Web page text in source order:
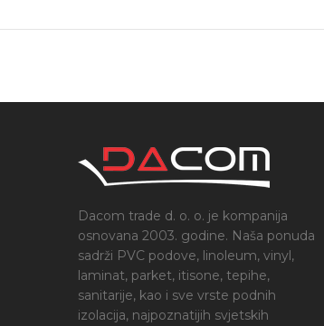
Dacom trade d. o. o. je kompanija
osnovana 2003. godine. Naša ponuda
sadrži PVC podove, linoleum, vinyl,
laminat, parket, itisone, tepihe,
sanitarije, kao i sve vrste podnih
izolacija, najpoznatijih svjetskih